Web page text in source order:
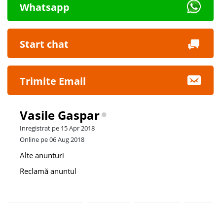
Whatsapp
Start chat
Trimite Email
Vasile Gaspar
Inregistrat pe 15 Apr 2018
Online pe 06 Aug 2018
Alte anunturi
Reclamă anuntul